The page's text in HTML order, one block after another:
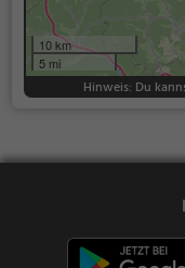
10 km
5 mi
Hinweis: Du